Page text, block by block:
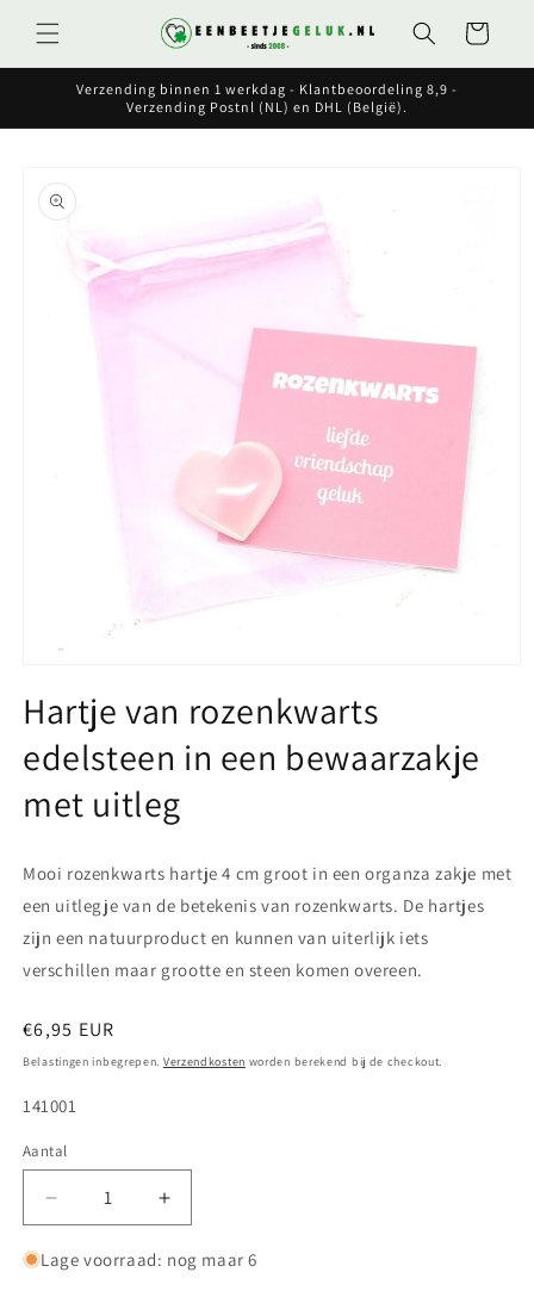
naar de
content
Winkelwagen
Verzending binnen 1 werkdag - Klantbeoordeling 8,9 -
Verzending Postnl (NL) en DHL (België).
direct naar
openen
in
modaal
Hartje van rozenkwarts
edelsteen in een bewaarzakje
met uitleg
Mooi rozenkwarts hartje 4 cm groot in een organza zakje met
een uitlegje van de betekenis van rozenkwarts. De hartjes
zijn een natuurproduct en kunnen van uiterlijk iets
verschillen maar grootte en steen komen overeen.
Normale
prijs
€6,95 EUR
Belastingen inbegrepen. Verzendkosten worden berekend bij de checkout.
SKU:
141001
Aantal
Aantal
verlagen
voor
Aantal
verhogen
voor
Lage voorraad: nog maar 6